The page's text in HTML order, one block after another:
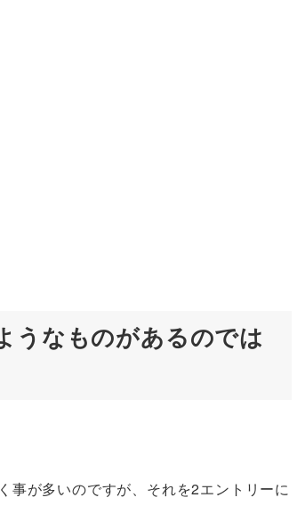
うなものがあるのでは
事が多いのですが、それを2エントリーに